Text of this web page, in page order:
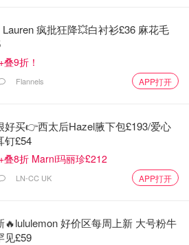
Lauren 疯批狂降💥白衬衫£36 麻花毛
9折！
Flannels APP打开
好买👉西太后Hazel腋下包£193/爱心
钉£54
叠8折 Marni玛丽珍£212
LN-CC UK APP打开
🔥lululemon 好价区每周上新 大号粉牛
见£59